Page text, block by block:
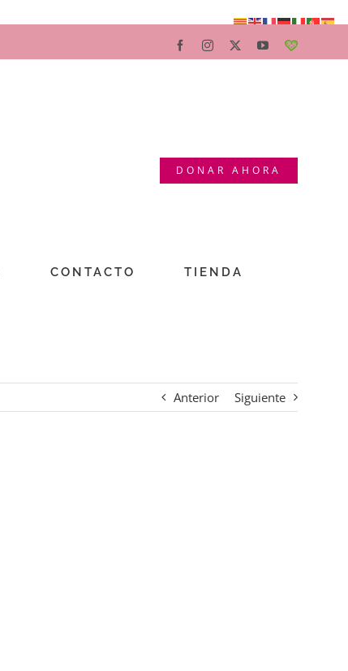
FacebookInstagram
X YouTube
Teaming
DONAR AHORA
CONTACTO TIENDA
Anterior Siguiente